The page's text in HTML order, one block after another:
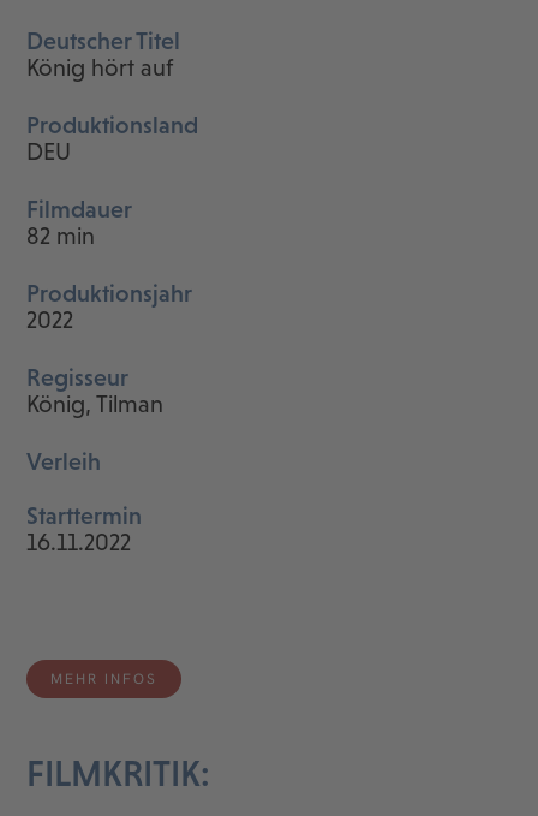
Deutscher Titel
König hört auf
Produktionsland
DEU
Filmdauer
82 min
Produktionsjahr
2022
Regisseur
König, Tilman
Verleih
Starttermin
16.11.2022
MEHR INFOS
FILMKRITIK: